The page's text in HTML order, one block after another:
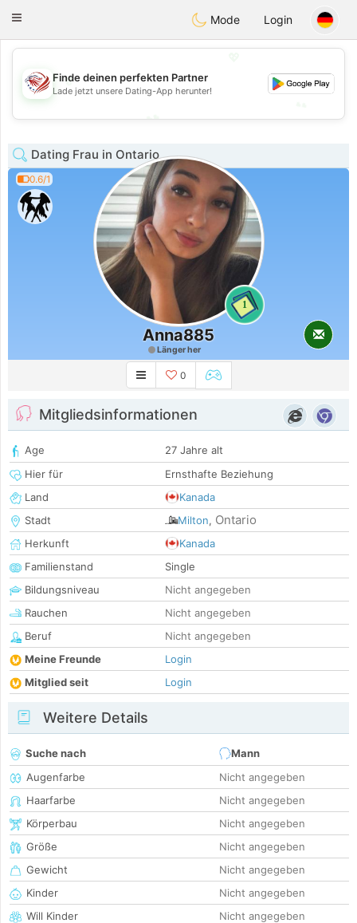
Dating
Toggle
Mode Login
💖
💕
Finde deinen perfekten Partner
Lade jetzt unsere Dating-App herunter!
Dating Frau in Ontario
0.6/1
1
Anna885
Länger her
0
Mitgliedsinformationen
Age
27 Jahre alt
Hier für
Ernsthafte Beziehung
Land
Kanada
Stadt
Milton, Ontario
Herkunft
Kanada
Familienstand
Single
Bildungsniveau
Nicht angegeben
Rauchen
Nicht angegeben
Beruf
Nicht angegeben
Meine Freunde
Login
Mitglied seit
Login
Weitere Details
Suche nach
Mann
Augenfarbe
Nicht angegeben
Haarfarbe
Nicht angegeben
Körperbau
Nicht angegeben
Größe
Nicht angegeben
Gewicht
Nicht angegeben
Kinder
Nicht angegeben
Will Kinder
Nicht angegeben